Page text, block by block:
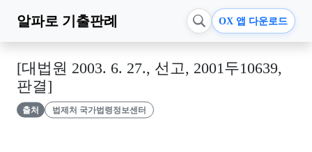
알파로 기출판례 OX 앱 다운로드
[대법원 2003. 6. 27., 선고, 2001두10639,
판결]
출처 법제처 국가법령정보센터